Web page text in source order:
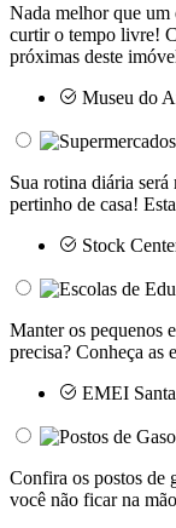
Nada melhor que um
curtir o tempo livre!
próximas deste
Museu do
Sua rotina diária
pertinho de casa!
Stock
Manter os pequenos
precisa? Conheça as
EMEI
Confira os postos de
você não ficar na